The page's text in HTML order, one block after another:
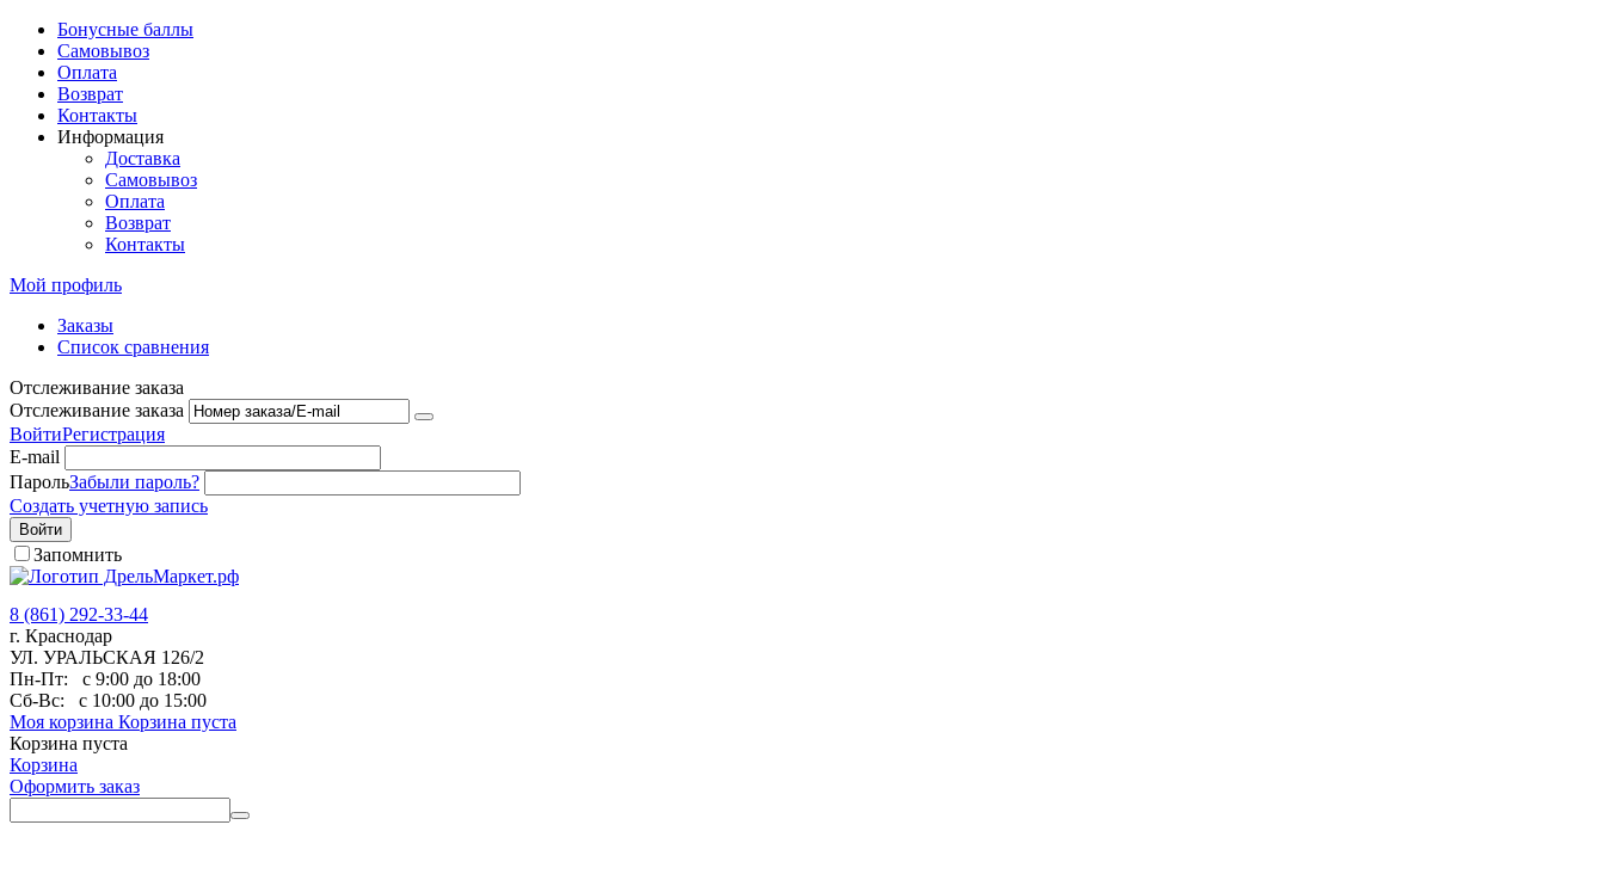
Бонусные баллы
Самовывоз
Оплата
Возврат
Контакты
Информация
Доставка
Самовывоз
Оплата
Возврат
Контакты
Мой профиль
Заказы
Список сравнения
Отслеживание заказа
Отслеживание заказа
ВойтиРегистрация
E-mail
ПарольЗабыли пароль?
Создать учетную запись
Войти
Запомнить
8 (861) 292-33-44
г. Краснодар
УЛ. УРАЛЬСКАЯ 126/2
Пн-Пт:
с 9:00 до 18:00
Сб-Вс:
с 10:00 до 15:00
Моя корзина Корзина пуста
Корзина пуста
Корзина
Оформить заказ